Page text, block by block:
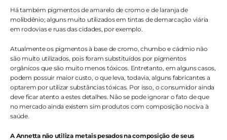
Há também pigmentos de amarelo de cromo e de laranja de
molibdênio; alguns muito utilizados em tintas de demarcação viária
em rodovias e ruas das cidades, por exemplo.
Atualmente os pigmentos à base de cromo, chumbo e cádmio não
são muito utilizados, pois foram substituídos por pigmentos
orgânicos que são muito menos tóxicos. Entretanto, em alguns casos,
podem possuir maior custo, o que leva, todavia, alguns fabricantes a
optarem por utilizar substâncias tóxicas. Por isso, o consumidor ainda
deve ficar atento a estes detalhes. Não se pode ignorar o fato de que
no mercado ainda existem sim produtos com composição nociva à
saúde.
A Annetta não utiliza metais pesados na composição de seus